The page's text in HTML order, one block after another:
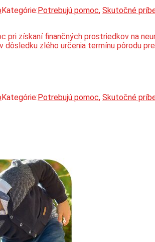
Kategórie: Potrebujú pomoc, Skutočné
získaní finančných prostriedkov na
zlého určenia termínu pôrodu
Kategórie:Potrebujú pomoc, Skutočné